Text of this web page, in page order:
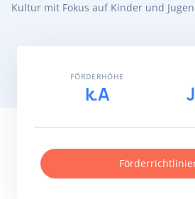
Kultur mit Fokus auf Kinder und
FÖRDERHÖHE
k.A